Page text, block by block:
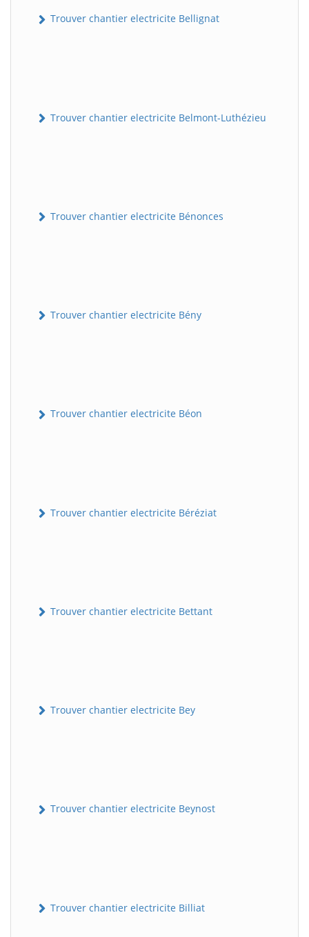
Trouver chantier electricite Bellignat
Trouver chantier electricite Belmont-Luthézieu
Trouver chantier electricite Bénonces
Trouver chantier electricite Bény
Trouver chantier electricite Béon
Trouver chantier electricite Béréziat
Trouver chantier electricite Bettant
Trouver chantier electricite Bey
Trouver chantier electricite Beynost
Trouver chantier electricite Billiat